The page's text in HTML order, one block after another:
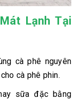
Lạnh Tại
cà phê nguyên
cà phê phin.
sữa đặc bằng